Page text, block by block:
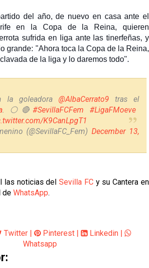
del año, de nuevo en casa ante el
en la Copa de la Reina, quieren
sufrida en liga ante las tinerfeñas, y
grande: "Ahora toca la Copa de la Reina,
de la liga y lo daremos todo".
goleadora @AlbaCerrato9 tras el
. ⚪️🔴#SevillaFCFem
#LigaFMoeve
K9CanLpgT1
(@SevillaFC_Fem) December 13,
las noticias delSevilla FCy su Cantera en
de WhatsApp.
Twitter Pinterest Linkedin
Whatsapp